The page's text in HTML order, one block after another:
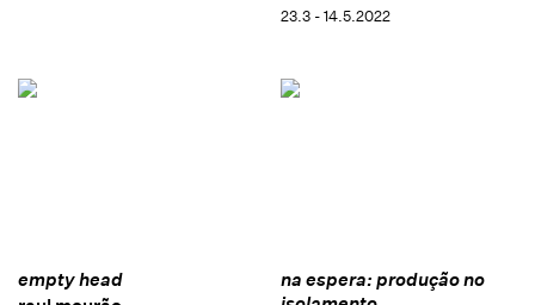
23.3 - 14.5.2022
empty head
na espera: produção no